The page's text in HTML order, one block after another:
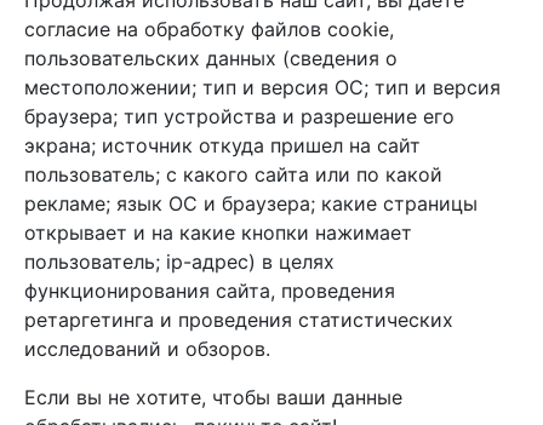
+7 (495) 933-38-08
info@arben-textile.ru- оптовые продажи
Арбен текстиль г. Щелково, пер.
1-й Советский д.25, владение 2.
Мы в соц. сетях
согласие на обработку файлов cookie,
пользовательских данных (сведения о
местоположении; тип и версия ОС; тип и версия
браузера; тип устройства и разрешение его
экрана; источник откуда пришел на сайт
пользователь; с какого сайта или по какой
рекламе; язык ОС и браузера; какие страницы
открывает и на какие кнопки нажимает
пользователь; ip-адрес) в целях
функционирования сайта, проведения
ретаргетинга и проведения статистических
исследований и обзоров.
Если вы не хотите, чтобы ваши данные